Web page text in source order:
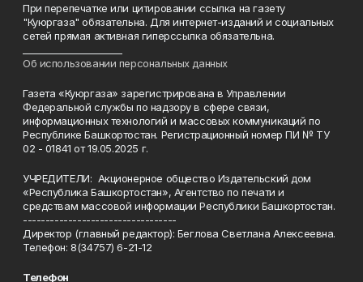
При перепечатке или цитировании ссылка на газету
"Куюргаза" обязательна. Для интернет-изданий и социальных
сетей прямая активная гиперссылка обязательна.
Об использовании персональных данных
Газета «Куюргаза» зарегистрирована в Управлении
Федеральной службы по надзору в сфере связи,
информационных технологий и массовых коммуникаций по
Республике Башкортостан. Регистрационный номер ПИ № ТУ
02 - 01841 от 19.05.2025 г.
УЧРЕДИТЕЛИ: Акционерное общество Издательский дом
«Республика Башкортостан», Агентство по печати и
средствам массовой информации Республики Башкортостан.
----------------------------------
Директор (главный редактор): Беглова Светлана Алексеевна.
Телефон: 8(34757) 6-21-12
Телефон